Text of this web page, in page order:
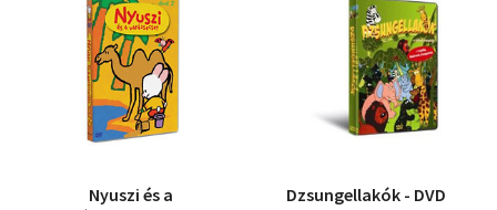
Nyuszi és a
Dzsungellakók - DVD